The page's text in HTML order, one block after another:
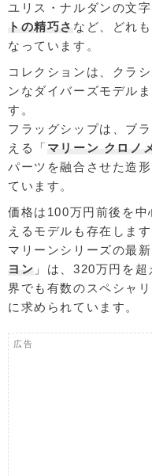
ユリス・ナルダンの文
トの精巧さ など、どれ
なっています。
コレクションは、クラ
ンなダイバーズモデル
す。
フラッグシップは、ブ
える「 マリーン クロノ
パーツを融合させた造
ています。
価格は100万円前後を
えるモデルも存在します
マリーンシリーズの最
ヨン 」は、320万円を
界でも有数のスペシャ
に求められています。
広告